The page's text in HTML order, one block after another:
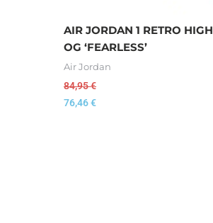
AIR JORDAN 1 RETRO HIGH
OG ‘FEARLESS’
Air Jordan
84,95€
76,46€